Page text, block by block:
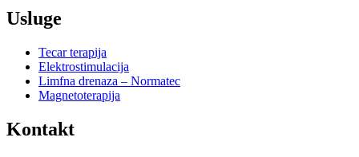
Usluge
Tecar terapija
Elektrostimulacija
Limfna drenaza – Normatec
Magnetoterapija
Kontakt